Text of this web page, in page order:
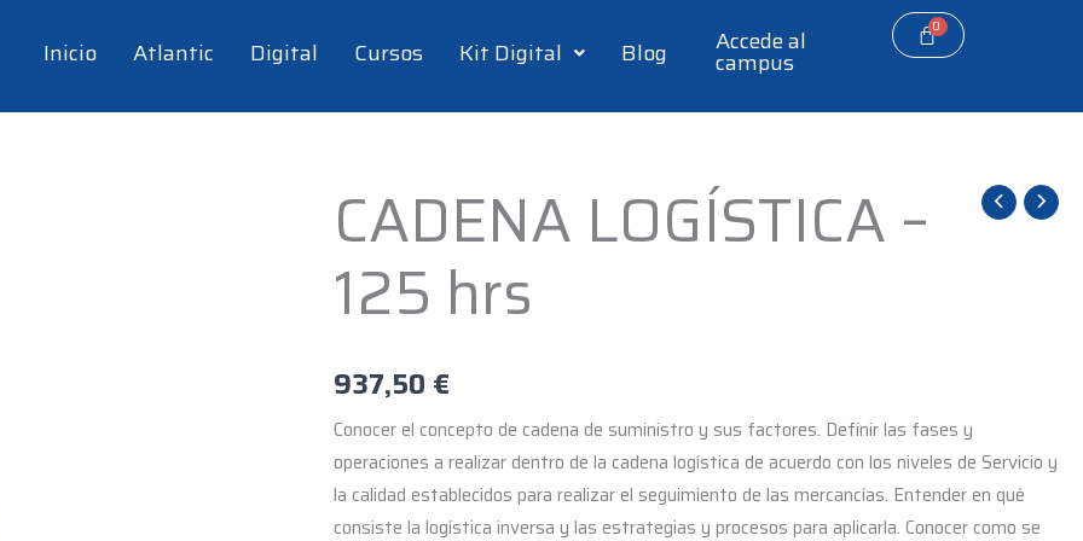
Inicio Atlantic Digital Cursos Kit Digital Blog Accede al
campus
CADENA LOGÍSTICA –
125 hrs
937,50 €
Conocer el concepto de cadena de suministro y sus factores. Definir las fases y
operaciones a realizar dentro de la cadena logística de acuerdo con los niveles de Servicio y
la calidad establecidos para realizar el seguimiento de las mercancías. Entender en qué
consiste la logística inversa y las estrategias y procesos para aplicarla. Conocer como se
CADENA
LOGÍSTICA
125